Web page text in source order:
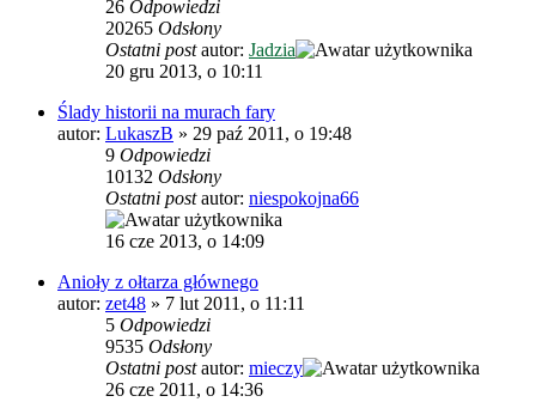
26 Odpowiedzi
20265 Odsłony
Ostatni postautor: Jadzia
20 gru 2013, o 10:11
Ślady historii na murach fary
autor: LukaszB » 29 paź 2011, o 19:48
9 Odpowiedzi
10132 Odsłony
Ostatni postautor: niespokojna66
16 cze 2013, o 14:09
Anioły z ołtarza głównego
autor: zet48 » 7 lut 2011, o 11:11
5 Odpowiedzi
9535 Odsłony
Ostatni postautor: mieczy
26 cze 2011, o 14:36